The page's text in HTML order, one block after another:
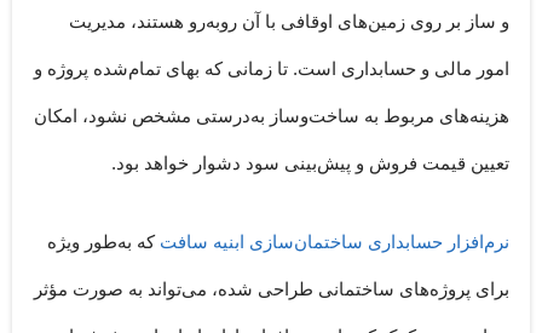
و ساز بر روی زمین‌های اوقافی با آن روبه‌رو هستند، مدیریت
امور مالی و حسابداری است. تا زمانی که بهای تمام‌شده پروژه و
هزینه‌های مربوط به ساخت‌وساز به‌درستی مشخص نشود، امکان
تعیین قیمت فروش و پیش‌بینی سود دشوار خواهد بود.
نرم‌افزار حسابداری ساختمان‌سازی ابنیه سافت که به‌طور ویژه
برای پروژه‌های ساختمانی طراحی شده، می‌تواند به صورت مؤثر